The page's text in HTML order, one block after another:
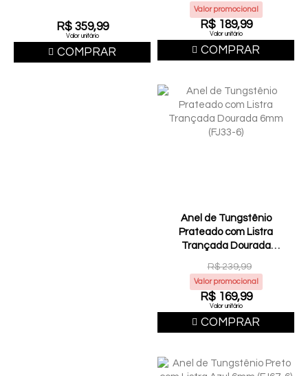
R$ 359,99
Valor unitário
COMPRAR
Valor promocional
R$ 189,99
Valor unitário
COMPRAR
Anel de Tungstênio
Prateado com Listra
Trançada Dourada
6mm (FJ33-6)
R$ 239,99
Valor promocional
R$ 169,99
Valor unitário
COMPRAR